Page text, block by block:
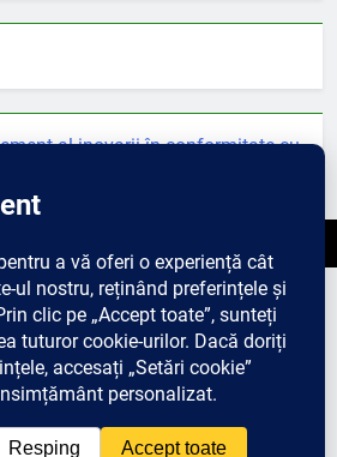
al inovarii în conformitate cu